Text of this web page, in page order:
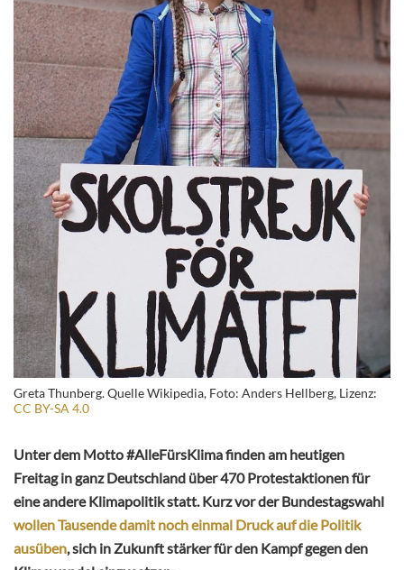
Greta Thunberg. Quelle Wikipedia, Foto: Anders Hellberg, Lizenz:
CC BY-SA 4.0
Unter dem Motto #AlleFürsKlima finden am heutigen
Freitag in ganz Deutschland über 470 Protestaktionen für
eine andere Klimapolitik statt. Kurz vor der Bundestagswahl
wollen Tausende damit noch einmal Druck auf die Politik
ausüben, sich in Zukunft stärker für den Kampf gegen den